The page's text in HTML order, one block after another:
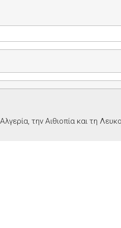
την Αιθιοπία και τη